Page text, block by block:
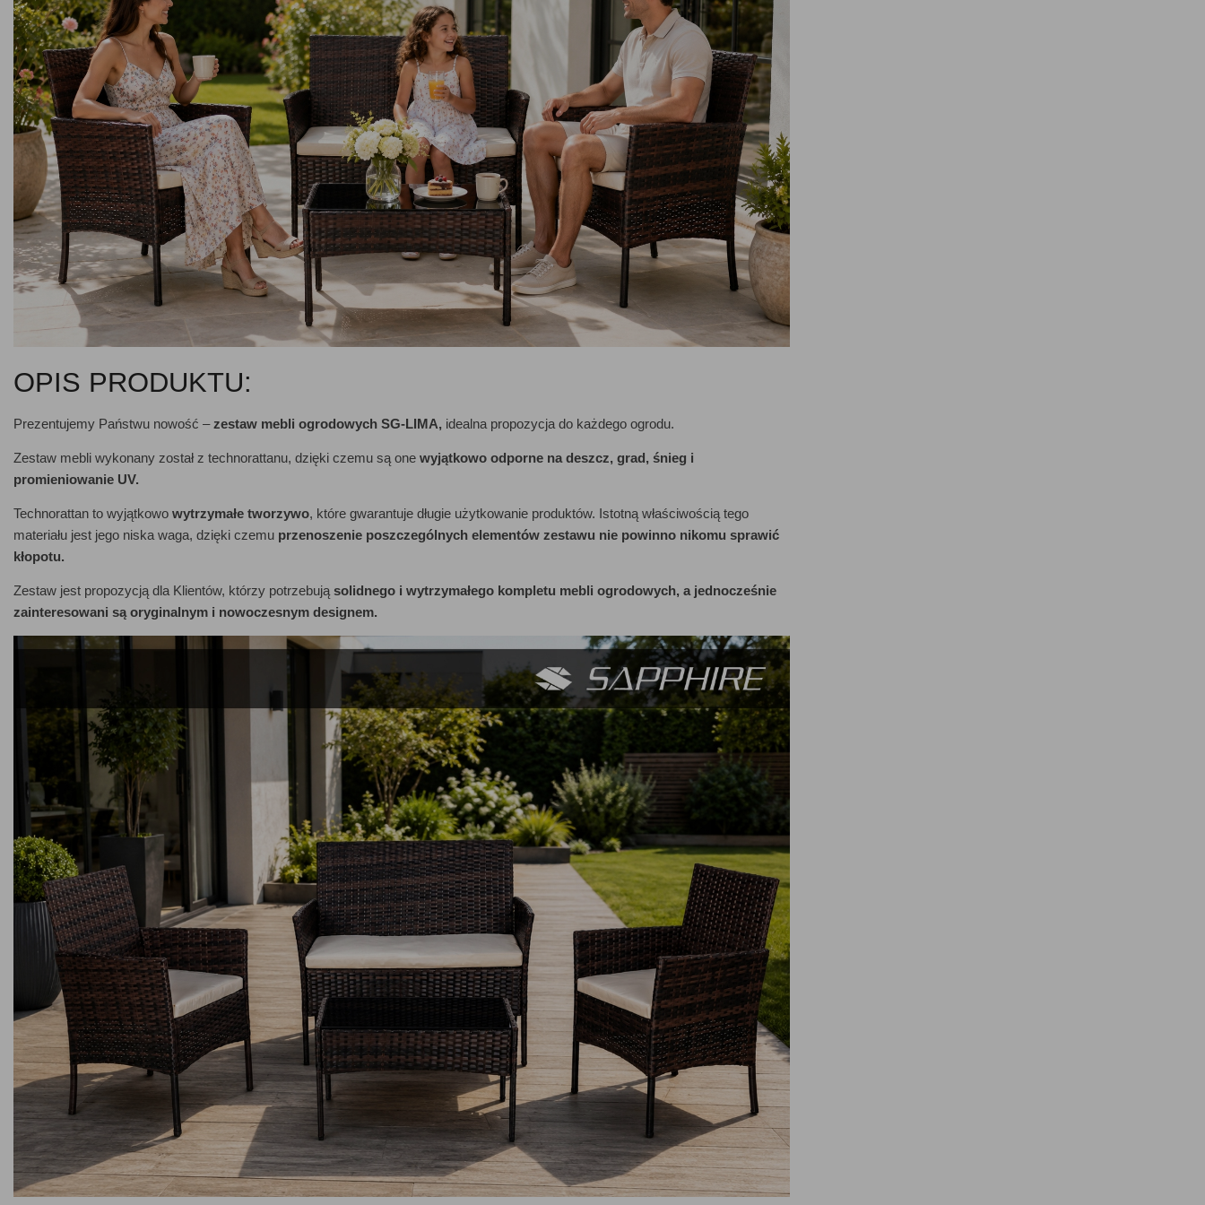
OPIS PRODUKTU:
Prezentujemy Państwu nowość –zestaw mebli ogrodowych SG-LIMA, idealna propozycja do każdego ogrodu.
Zestaw mebli wykonany został z technorattanu, dzięki czemu są one wyjątkowo odporne na deszcz, grad, śnieg i
promieniowanie UV.
Technorattan to wyjątkowo wytrzymałe tworzywo, które gwarantuje długie użytkowanie produktów. Istotną właściwością tego
materiału jest jego niska waga, dzięki czemu przenoszenie poszczególnych elementów zestawu nie powinno nikomu sprawić
kłopotu.
Zestaw jest propozycją dla Klientów, którzy potrzebują solidnego i wytrzymałego kompletu mebli ogrodowych, a jednocześnie
zainteresowani są oryginalnym i nowoczesnym designem.